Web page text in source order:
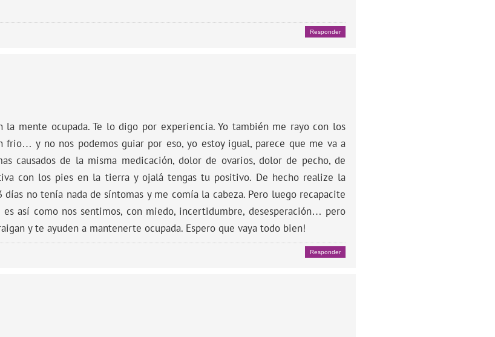
Responder
la mente ocupada. Te lo digo por experiencia. Yo también me rayo con los
frio… y no nos podemos guiar por eso, yo estoy igual, parece que me va a
causados de la misma medicación, dolor de ovarios, dolor de pecho, de
con los pies en la tierra y ojalá tengas tu positivo. De hecho realize la
no tenía nada de síntomas y me comía la cabeza. Pero luego recapacite
así como nos sentimos, con miedo, incertidumbre, desesperación… pero
y te ayuden a mantenerte ocupada. Espero que vaya todo bien!
Responder